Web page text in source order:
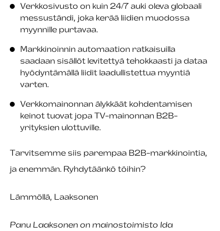
Verkkosivusto on kuin 24/7 auki oleva globaali
messuständi, joka kerää liidien muodossa
myynnille purtavaa.
Markkinoinnin automaation ratkaisuilla
saadaan sisällöt levitettyä tehokkaasti ja dataa
hyödyntämällä liidit laadullistettua myyntiä
varten.
Verkkomainonnan älykkäät kohdentamisen
keinot tuovat jopa TV-mainonnan B2B-
yrityksien ulottuville.
Tarvitsemme siis parempaa B2B-markkinointia,
ja enemmän. Ryhdytäänkö töihin?
Lämmöllä, Laaksonen
Panu Laaksonen on mainostoimisto Ida